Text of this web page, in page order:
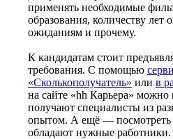
применять необходимые
образования, количеству лет
ожиданиям и прочему.
К кандидатам стоит
требования. С помощью
«Сколькополучатель» или в
на сайте «hh Карьера» можно
получают специалисты из
опытом. А ещё —
обладают нужные работники.